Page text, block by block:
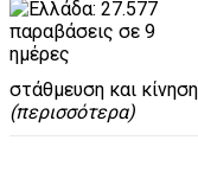
στάθμευση και
(περισσότερα)